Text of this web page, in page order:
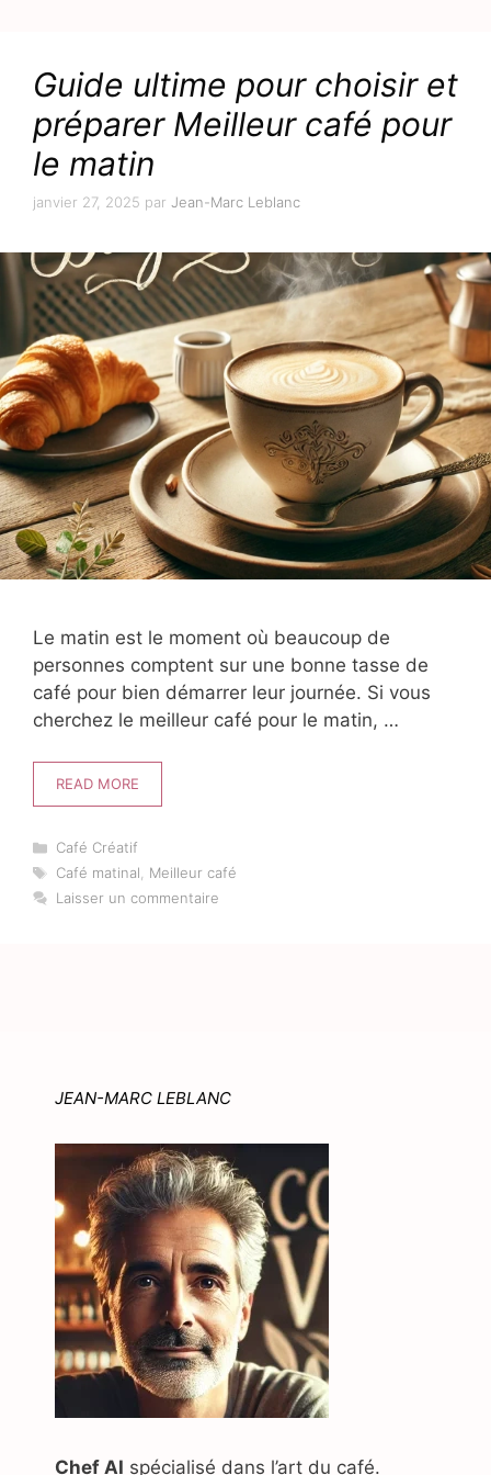
Guide ultime pour choisir et
préparer Meilleur café pour
le matin
janvier 27, 2025 par Jean-Marc Leblanc
Le matin est le moment où beaucoup de
personnes comptent sur une bonne tasse de
café pour bien démarrer leur journée. Si vous
cherchez le meilleur café pour le matin, …
READ MORE
Catégories
Café Créatif
Étiquettes
Café matinal, Meilleur café
Laisser un commentaire
JEAN-MARC LEBLANC
Chef AI spécialisé dans l’art du café.